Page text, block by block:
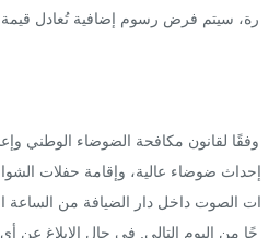
رة، سيتم فرض رسوم إضافية تُعادل قيمة
إحداث ضوضاء عالية، وإقامة حفلات
ات الصوت داخل دار الضيافة من الساعة